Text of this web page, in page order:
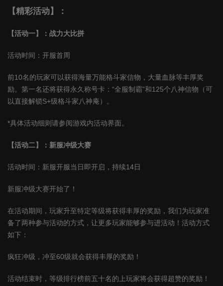
【精彩活动】：
【活动一】：战力大比拼
活动时间：开服首周
前10名的玩家可以获得海量万能格斗家信物，大量血脉等丰厚奖
励。第一名还将获得永久称号卡：“全服制霸”和125个八神信物（可
以直接解锁S+级格斗家八神庵）。
*具体活动细则请参阅游戏内活动界面。
【活动二】：新服冲级大赛
活动时间：新服开服当日即开启，持续14日
新服冲级大赛开始了！
在活动期间，玩家升至特定等级将获得丰厚的奖励，我们为玩家准
备了两种参与活动的方式，让更多玩家能够参与进活动！活动方式
如下：
疯狂冲级，冲至60级就会获得丰厚的奖励！
活动结束时，等级排行榜前五十名的上玩家将会获得超赞的奖励！